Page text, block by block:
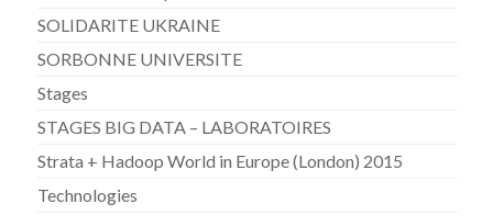
SOLIDARITE UKRAINE
SORBONNE UNIVERSITE
Stages
STAGES BIG DATA – LABORATOIRES
Strata + Hadoop World in Europe (London) 2015
Technologies